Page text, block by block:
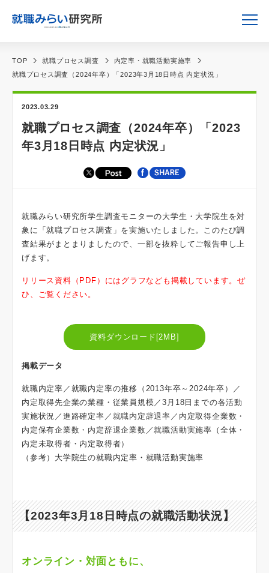
TOP 就職プロセス調査
内定率・就職活動実施率
就職プロセス調査（2024年卒）「2023年3月18日時点 内定状況」
2023.03.29
就職プロセス調査（2024年卒）「2023
年3月18日時点 内定状況」
就職みらい研究所学生調査モニターの大学生・大学院生を対
象に「就職プロセス調査」を実施いたしました。このたび調
査結果がまとまりましたので、一部を抜粋してご報告申し上
げます。
リリース資料（PDF）にはグラフなども掲載しています。ぜ
ひ、ご覧ください。
資料ダウンロード[2MB]
掲載データ
就職内定率／就職内定率の推移（2013年卒～2024年卒）／
内定取得先企業の業種・従業員規模／3月18日までの各活動
実施状況／進路確定率／就職内定辞退率／内定取得企業数・
内定保有企業数・内定辞退企業数／就職活動実施率（全体・
内定未取得者・内定取得者）
（参考）大学院生の就職内定率・就職活動実施率
【2023年3月18日時点の就職活動状況】
オンライン・対面ともに、